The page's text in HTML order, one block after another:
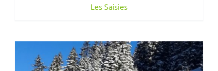
Les Saisies